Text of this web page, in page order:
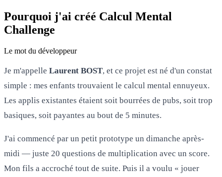
Pourquoi j'ai créé Calcul Mental
Challenge
Le mot du développeur
Je m'appelle Laurent BOST, et ce projet est né d'un constat
simple : mes enfants trouvaient le calcul mental ennuyeux.
Les applis existantes étaient soit bourrées de pubs, soit trop
basiques, soit payantes au bout de 5 minutes.
J'ai commencé par un petit prototype un dimanche après-
midi — juste 20 questions de multiplication avec un score.
Mon fils a accroché tout de suite. Puis il a voulu « jouer